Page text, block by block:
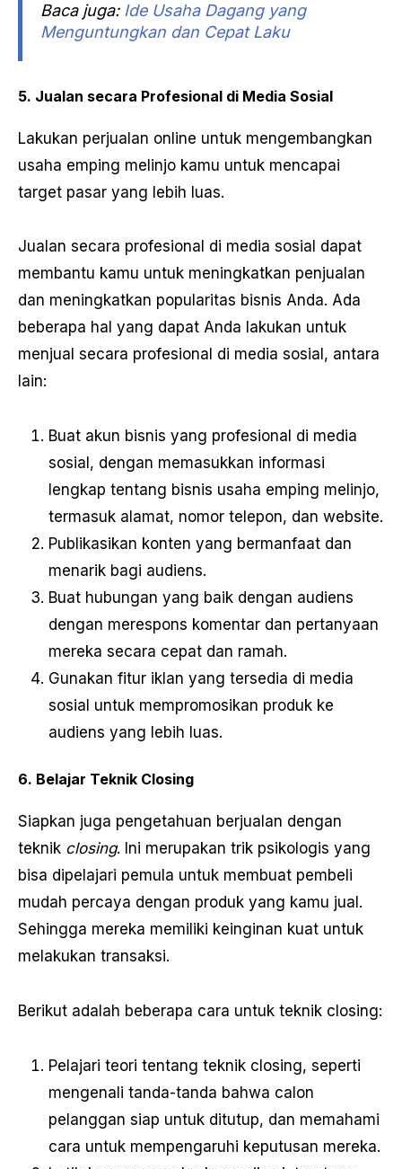
Baca juga: Ide Usaha Dagang yang
Menguntungkan dan Cepat Laku
5. Jualan secara Profesional di Media Sosial
Lakukan perjualan online untuk mengembangkan
usaha emping melinjo kamu untuk mencapai
target pasar yang lebih luas.
Jualan secara profesional di media sosial dapat
membantu kamu untuk meningkatkan penjualan
dan meningkatkan popularitas bisnis Anda. Ada
beberapa hal yang dapat Anda lakukan untuk
menjual secara profesional di media sosial, antara
lain:
Buat akun bisnis yang profesional di media
sosial, dengan memasukkan informasi
lengkap tentang bisnis usaha emping melinjo,
termasuk alamat, nomor telepon, dan website.
Publikasikan konten yang bermanfaat dan
menarik bagi audiens.
Buat hubungan yang baik dengan audiens
dengan merespons komentar dan pertanyaan
mereka secara cepat dan ramah.
Gunakan fitur iklan yang tersedia di media
sosial untuk mempromosikan produk ke
audiens yang lebih luas.
6. Belajar Teknik Closing
Siapkan juga pengetahuan berjualan dengan
teknik closing. Ini merupakan trik psikologis yang
bisa dipelajari pemula untuk membuat pembeli
mudah percaya dengan produk yang kamu jual.
Sehingga mereka memiliki keinginan kuat untuk
melakukan transaksi.
Berikut adalah beberapa cara untuk teknik closing:
Pelajari teori tentang teknik closing, seperti
mengenali tanda-tanda bahwa calon
pelanggan siap untuk ditutup, dan memahami
cara untuk mempengaruhi keputusan mereka.